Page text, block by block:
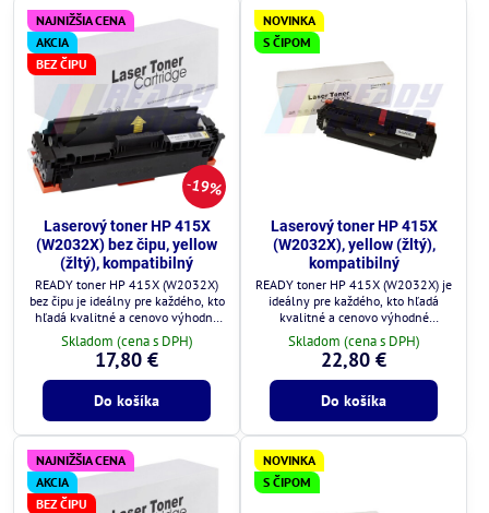
19%
NAJNIŽŠIA CENA
AKCIA
BEZ ČIPU
Laserový toner HP 415X
(W2032X) bez čipu, yellow
(žltý), kompatibilný
READY toner HP 415X (W2032X)
bez čipu je ideálny pre každého, kto
hľadá kvalitné a cenovo výhodné
riešenie.
Skladom (cena s DPH)
17,80 €
Do košíka
NOVINKA
S ČIPOM
Laserový toner HP 415X
(W2032X), yellow (žltý),
kompatibilný
READY toner HP 415X (W2032X) je
ideálny pre každého, kto hľadá
kvalitné a cenovo výhodné
riešenie.
Skladom (cena s DPH)
22,80 €
Do košíka
NAJNIŽŠIA CENA
AKCIA
BEZ ČIPU
NOVINKA
S ČIPOM